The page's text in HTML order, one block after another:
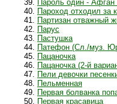
Пароль один - Афган
Пароход отходил за
Партизан отважный
Парус
Пастушка
Патефон (Сл./муз.
Пацаночка
Пацаночка (2-й
Пели девочки
Пельменная
Первая болванка
Первая красавица